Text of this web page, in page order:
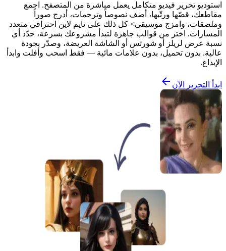
استوديو تحرير فيديو متكامل يعمل مباشرة من المتصفح. اجمع
مقاطعك، قصّها ورتّبها، أضف نصوصاً وترجمات، أدرج صوراً
وملصقات، وامزج موسيقى> كل ذلك على تايم لاين احترافي متعدد
المسارات. اختر من قوالب جاهزة لتبدأ مشروعك بسرعة، حدّد أي
نسبة عرض لريلز أو شورتس أو الشاشة العريضة، وصدّر بجودة
عالية. بدون تحميل، بدون علامات مائية — فقط اسحب وأفلت وابدأ
الإبداع.
ابدأ التحرير الآن